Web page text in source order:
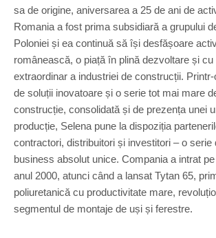
sa de origine, aniversarea a 25 de ani de
Romania a fost prima subsidiară a grupului
Poloniei și ea continuă să își desfășoare
românească, o piață în plină dezvoltare și cu
extraordinar a industriei de construcții.
de soluții inovatoare și o serie tot mai mare
construcție, consolidată și de prezența unei
producție, Selena pune la dispoziția
contractori, distribuitori și investitori – o serie
business absolut unice. Compania a intrat
anul 2000, atunci când a lansat Tytan 65,
poliuretanică cu productivitate mare,
segmentul de montaje de uși și ferestre.